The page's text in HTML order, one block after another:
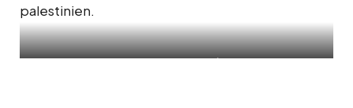
palestinien.
Membre de SOS pour le moins nauséabond. Cliquez sur